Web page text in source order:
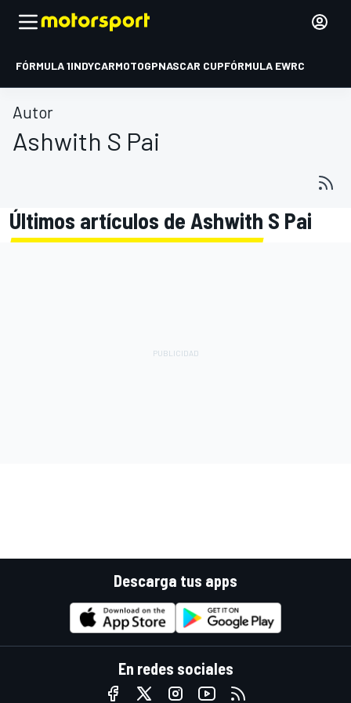
FÓRMULA 1INDYCARMOTOGPNASCAR CUPFÓRMULA EWRC
Autor
Ashwith S Pai
Últimos artículos de Ashwith S Pai
Descarga tus apps
En redes sociales